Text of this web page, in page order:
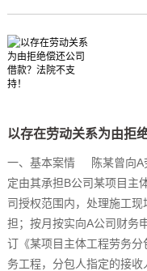
以存在劳动关系为由拒
一、基本案情 陈某曾向A
定由其承担B公司某项目主
司授权范围内，处理施工
担；按月按实向A公司财务
订《某项目主体工程劳务
务工程，分包人指定的接收